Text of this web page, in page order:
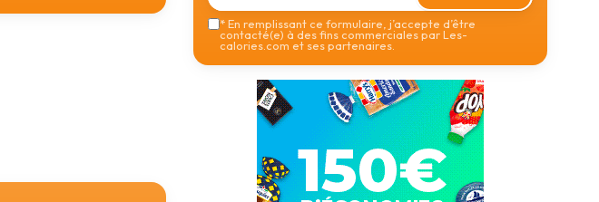
*En remplissant ce formulaire, j’accepte d’être
contacté(e) à des fins commerciales par Les-
calories.com et ses partenaires.